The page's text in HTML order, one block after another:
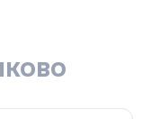
прямо из своего
природы
и сезонного